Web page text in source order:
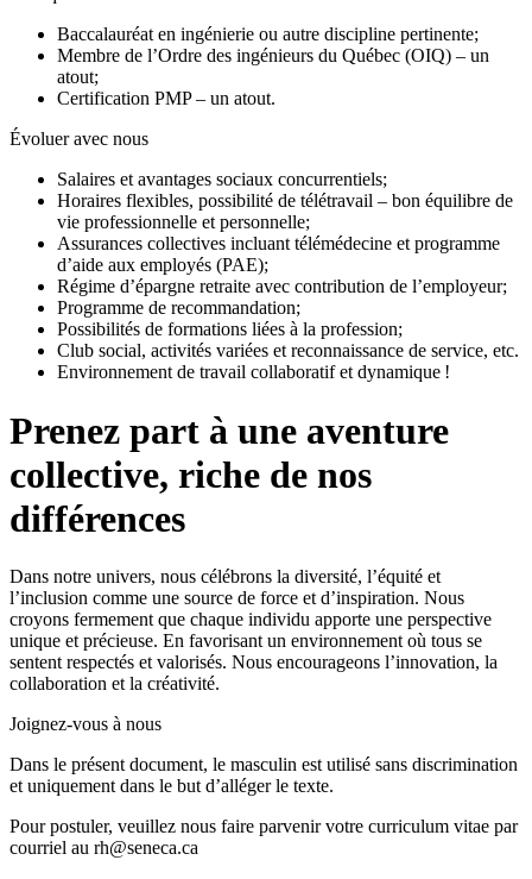
Baccalauréat en ingénierie ou autre discipline pertinente;
Membre de l’Ordre des ingénieurs du Québec (OIQ) – un
atout;
Certification PMP – un atout.
Évoluer avec nous
Salaires et avantages sociaux concurrentiels;
Horaires flexibles, possibilité de télétravail – bon équilibre de
vie professionnelle et personnelle;
Assurances collectives incluant télémédecine et programme
d’aide aux employés (PAE);
Régime d’épargne retraite avec contribution de l’employeur;
Programme de recommandation;
Possibilités de formations liées à la profession;
Club social, activités variées et reconnaissance de service, etc.
Environnement de travail collaboratif et dynamique !
Prenez part à une aventure
collective, riche de nos
différences
Dans notre univers, nous célébrons la diversité, l’équité et
l’inclusion comme une source de force et d’inspiration. Nous
croyons fermement que chaque individu apporte une perspective
unique et précieuse. En favorisant un environnement où tous se
sentent respectés et valorisés. Nous encourageons l’innovation, la
collaboration et la créativité.
Joignez-vous à nous
Dans le présent document, le masculin est utilisé sans discrimination
et uniquement dans le but d’alléger le texte.
Pour postuler, veuillez nous faire parvenir votre curriculum vitae par
courriel au rh@seneca.ca